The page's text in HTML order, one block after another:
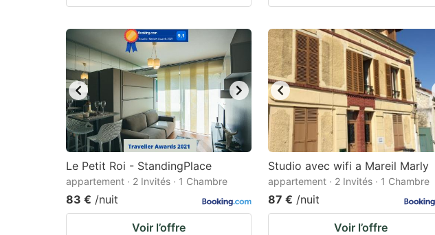
Le Petit Roi - StandingPlace
appartement · 2 Invités · 1 Chambre
83 € /nuit
Voir l’offre
Studio avec wifi a Mareil Marly
appartement · 2 Invités · 1 Chambre
87 € /nuit
Voir l’offre